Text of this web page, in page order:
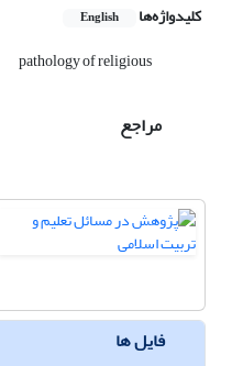
کلیدواژه‌ها English
pathology of religious
مراجع
فایل ها